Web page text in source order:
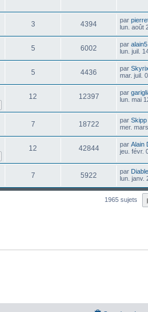
3 4394 par
lun. août
5 6002 par
lun. juil.
5 4436 par Skyrix
mar. juil.
12 12397 par
lun. mai
7 18722 par Skipp
mer.
12 42844 par Alain
jeu. févr.
7 5922 par
lun. janv.
1965 sujets